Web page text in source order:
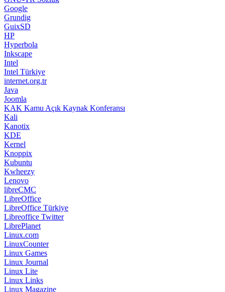
Google
Grundig
GuixSD
HP
Hyperbola
Inkscape
Intel
Intel Türkiye
internet.org.tr
Java
Joomla
KAK Kamu Açık Kaynak Konferansı
Kali
Kanotix
KDE
Kernel
Knoppix
Kubuntu
Kwheezy
Lenovo
libreCMC
LibreOffice
LibreOffice Türkiye
Libreoffice Twitter
LibrePlanet
Linux.com
LinuxCounter
Linux Games
Linux Journal
Linux Lite
Linux Links
Linux Magazine